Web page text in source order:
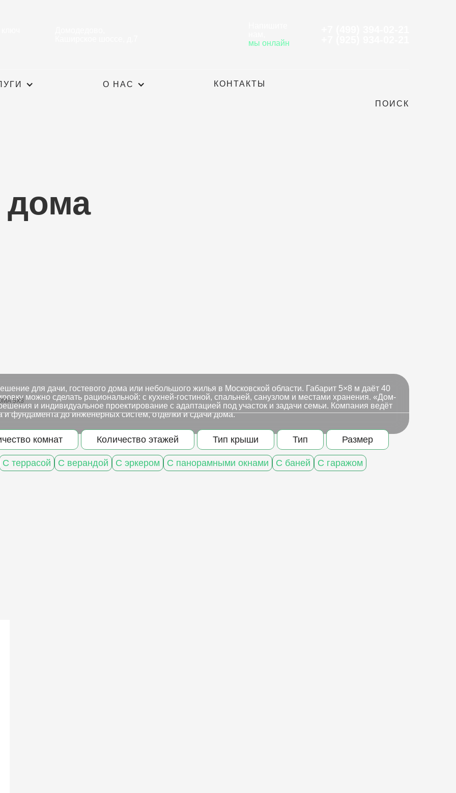
мы онлайн
О НАС КОНТАКТЫ
ПОИСК
дома
для дачи, гостевого дома или небольшого жилья в Московской области. Габарит 5×8 м даёт 40
можно сделать рациональной: с кухней-гостиной, спальней, санузлом и местами хранения. «Дом-
и индивидуальное проектирование с адаптацией под участок и задачи семьи. Компания ведёт
и фундамента до инженерных систем, отделки и сдачи дома.
5Х8
комнат Количество этажей Тип крыши Тип Размер
С террасой С верандой С эркером С панорамными окнами С баней
С гаражом